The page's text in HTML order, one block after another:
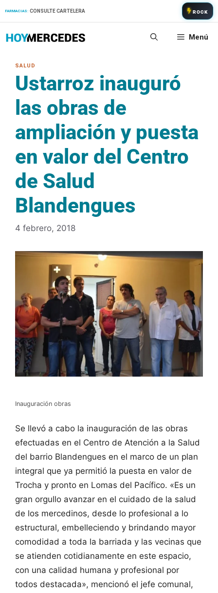
FARMACIAS: CONSULTE CARTELERA ROCK
Menú
Ustarroz inauguró
las obras de
ampliación y puesta
en valor del Centro
de Salud
Blandengues
4 febrero, 2018
Inauguración obras
Se llevó a cabo la inauguración de las obras
efectuadas en el Centro de Atención a la Salud
del barrio Blandengues en el marco de un plan
integral que ya permitió la puesta en valor de
Trocha y pronto en Lomas del Pacífico. «Es un
gran orgullo avanzar en el cuidado de la salud
de los mercedinos, desde lo profesional a lo
estructural, embelleciendo y brindando mayor
comodidad a toda la barriada y las vecinas que
se atienden cotidianamente en este espacio,
con una calidad humana y profesional por
todos destacada», mencionó el jefe comunal,